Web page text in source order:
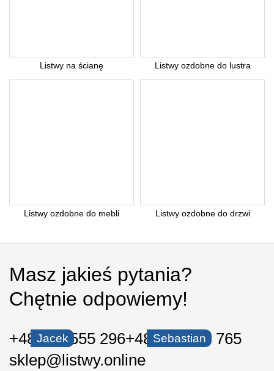
Listwy na ścianę Listwy ozdobne do lustra
Listwy ozdobne do mebli Listwy ozdobne do drzwi
Masz jakieś pytania?
Chętnie odpowiemy!
Jacek
+48 535 555 296 Sebastian
+48 530 550 765
sklep@listwy.online